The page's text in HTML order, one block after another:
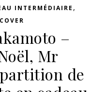
INTERMÉDIAIRE ,
–
Mr
de